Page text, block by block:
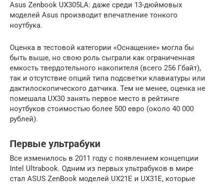
Asus Zenbook UX305LA: даже среди 13-дюймовых
моделей Asus производит впечатление тонкого
ноутбука.
Оценка в тестовой категории «Оснащение» могла бы
быть выше, но свою роль сыграли как ограниченная
емкость твердотельного накопителя (всего 256 Гбайт),
так и отсутствие опций типа подсветки клавиатуры или
дактилоскопического датчика. Тем не менее, оценка не
помешала UX30 занять первое место в рейтинге
ноутбуков стоимостью более 500 евро (около 40 000
рублей).
Первые ультрабуки
Все изменилось в 2011 году с появлением концепции
Intel Ultrabook. Одним из первых ультрабуков в мире
стал ASUS ZenBook моделей UX21E и UX31E, которые